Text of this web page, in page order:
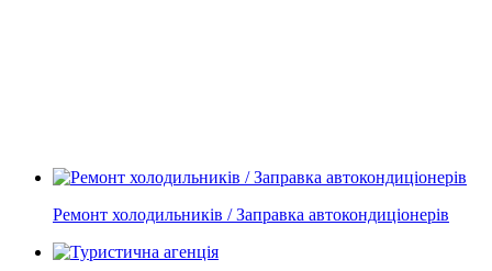
Ремонт холодильників / Заправка автокондиціонерів